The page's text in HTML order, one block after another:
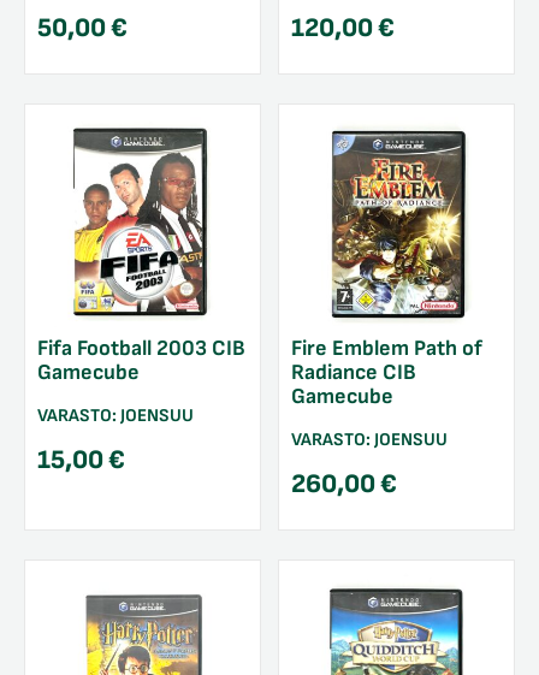
50,00€ 120,00€
Fifa Football 2003 CIB
Gamecube
VARASTO: JOENSUU
15,00€
Fire Emblem Path of
Radiance CIB
Gamecube
VARASTO: JOENSUU
260,00€
sulje